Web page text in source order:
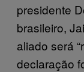
presidente
brasileiro,
aliado será
declaração